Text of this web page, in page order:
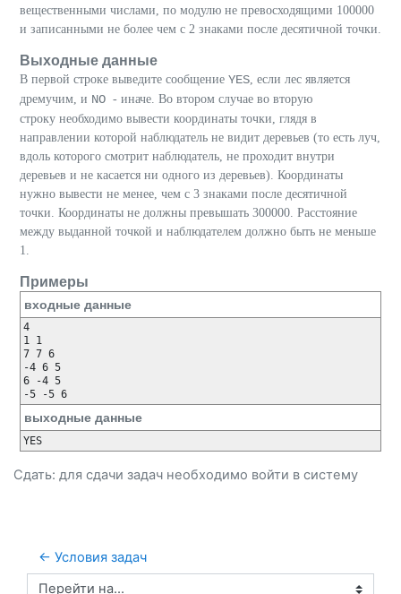
вещественными числами, по модулю не превосходящими 100000
и записанными не более чем с 2 знаками после десятичной точки.
Выходные данные
В первой строке выведите сообщение YES, если лес является
дремучим, и NO - иначе. Во втором случае во вторую
строку необходимо вывести координаты точки, глядя в
направлении которой наблюдатель не видит деревьев (то есть луч,
вдоль которого смотрит наблюдатель, не проходит внутри
деревьев и не касается ни одного из деревьев). Координаты
нужно вывести не менее, чем с 3 знаками после десятичной
точки. Координаты не должны превышать 300000. Расстояние
между выданной точкой и наблюдателем должно быть не меньше
1.
Примеры
входные данные
4
1 1
7 7 6
-4 6 5
6 -4 5
выходные данные
Сдать: для сдачи задач необходимо войти в систему
← Условия задач